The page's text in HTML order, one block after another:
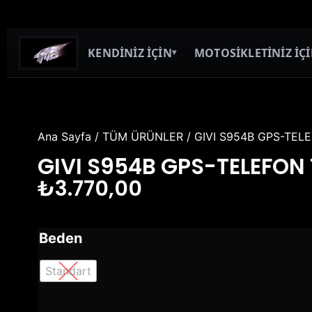
KENDİNİZ İÇİN▾ MOTOSİKLETİNİZ
Ana Sayfa / TÜM ÜRÜNLER/ GIVI S954B GPS-
GIVI S954B GPS-TELEFON
₺3.770,00
Beden
Standart